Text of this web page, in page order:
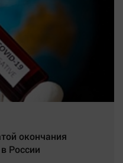
окончания
России